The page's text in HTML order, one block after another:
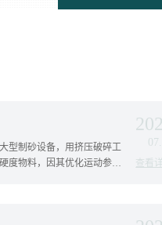
型制砂设备，用挤压破碎工
度物料，因其优化运动参
查看